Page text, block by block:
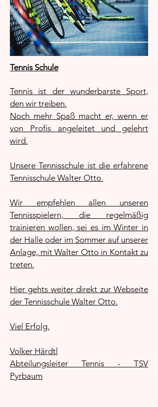
Tennis Schule
Tennis ist der wunderbarste Sport,
den wir treiben.
Noch mehr Spaß macht er, wenn er
von Profis angeleitet und gelehrt
wird.
Unsere Tennisschule ist die erfahrene
Tennisschule Walter Otto.
Wir empfehlen allen unseren
Tennisspielern, die regelmäßig
trainieren wollen, sei es im Winter in
der Halle oder im Sommer auf unserer
Anlage, mit Walter Otto in Kontakt zu
treten.
Hier gehts weiter direkt zur Webseite
der Tennisschule Walter Otto.
Viel Erfolg.
Volker Härdtl
Abteilungsleiter Tennis - TSV
Pyrbaum